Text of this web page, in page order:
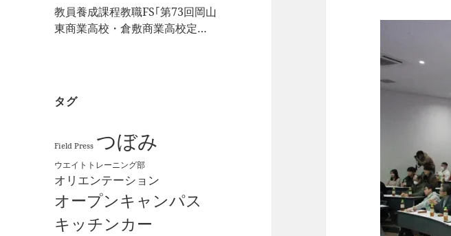
教員養成課程教職FS｢第73回岡山
東商業高校・倉敷商業高校定期
タグ
Field Press つぼみ
ウエイトトレーニング部
オリエンテーション
オープンキャンパス
キッチンカー